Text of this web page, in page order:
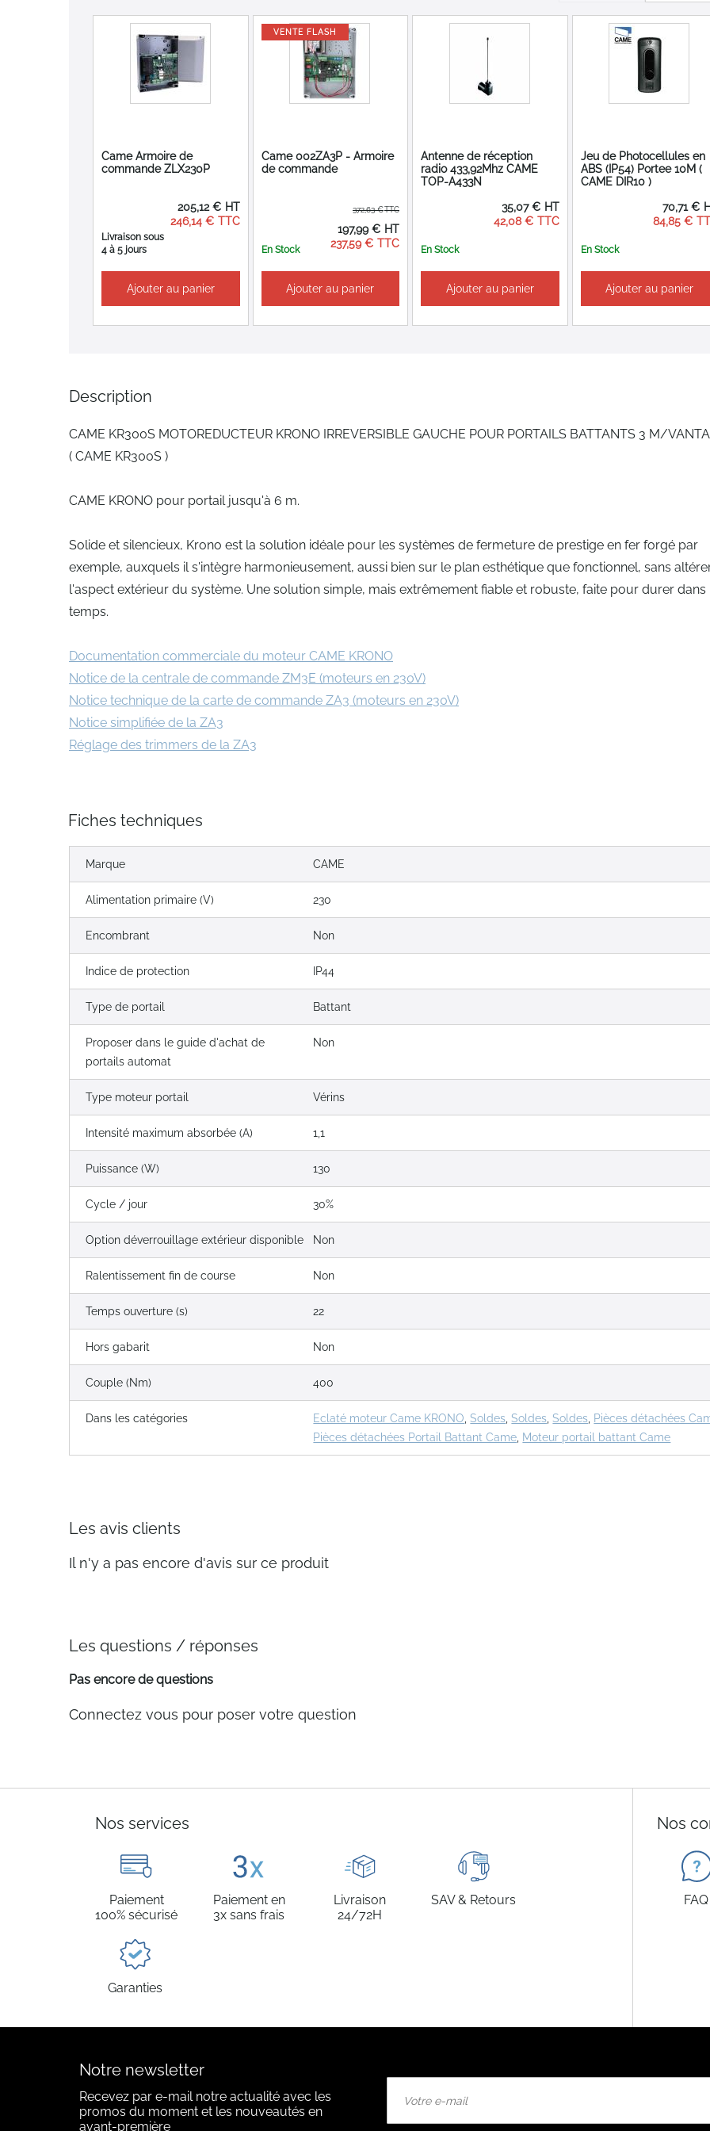
gallery
Description
CAME KR300S MOTOREDUCTEUR KRONO IRREVERSIBLE GAUCHE POUR PORTAILS BATTANTS 3 M/
( CAME KR300S )
CAME KRONO pour portail jusqu'à 6 m.
Solide et silencieux, Krono est la solution idéale pour les systèmes de fermeture de prestige en fer forgé par
exemple, auxquels il s'intègre harmonieusement, aussi bien sur le plan esthétique que fonctionnel, sans
l'aspect extérieur du système. Une solution simple, mais extrêmement fiable et robuste, faite pour durer dans
temps.
Documentation commerciale du moteur CAME KRONO
Notice de la centrale de commande ZM3E (moteurs en 230V)
Notice technique de la carte de commande ZA3 (moteurs en 230V)
Notice simplifiée de la ZA3
Réglage des trimmers de la ZA3
Fiches techniques
Marque CAME
Alimentation primaire (V) 230
Encombrant Non
Indice de protection IP44
Type de portail Battant
Proposer dans le guide d'achat de
portails automat
Non
Type moteur portail Vérins
Intensité maximum absorbée (A) 1,1
Puissance (W) 130
Cycle / jour 30%
Option déverrouillage extérieur disponible Non
Ralentissement fin de course Non
Temps ouverture (s) 22
Hors gabarit Non
Couple (Nm) 400
Dans les catégories Eclaté moteur Came KRONO ,Soldes ,Soldes ,Soldes Pièces détachées
Pièces détachées Portail Battant Came Moteur portail battant Came
Les avis clients
Il n'y a pas encore d'avis sur ce produit
Les questions / réponses
Pas encore de questions
Connectez vous pour poser votre question
Came Armoire de
commande ZLX230P
Livraison sous
4 à 5 jours
246,14 €
205,12 €
Ajouter au panier
VENTE FLASH
Came 002ZA3P - Armoire
de commande
En Stock
Prix
Spécial
237,59 €
197,99 €
372,63 €
Ajouter au panier
Antenne de réception
radio 433,92Mhz CAME
TOP-A433N
En Stock
42,08 €
35,07 €
Ajouter au panier
Jeu de Photocellules en
ABS (IP54) Portee 10M (
CAME DIR10 )
En Stock
84,85 €
70,71 €
Ajouter au panier
Nos services
Paiement
100% sécurisé
Paiement en
3x sans frais
Livraison
24/72H
SAV & Retours
Garanties
Nos
FAQ
Notre newsletter
Recevez par e-mail notre actualité avec les
promos du moment et les nouveautés en
avant-première
notre